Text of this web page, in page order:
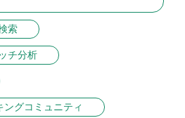
索
チ分析
ングコミュニティ